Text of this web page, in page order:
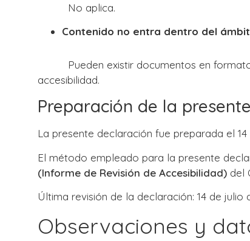
No aplica.
Contenido no entra dentro del
Pueden existir documentos en formato
accesibilidad.
Preparación de la
La presente declaración fue preparada el 14
El método empleado para la presente
(Informe de Revisión de Accesibilidad) del
Última revisión de la declaración: 14 de julio
Observaciones y